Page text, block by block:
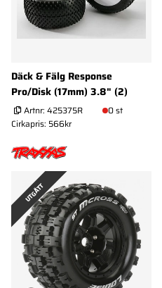
Däck & Fälg Response
Pro/Disk (17mm) 3.8" (2)
Artnr: 425375R
0 st
Cirkapris: 566kr
UTGÅTT